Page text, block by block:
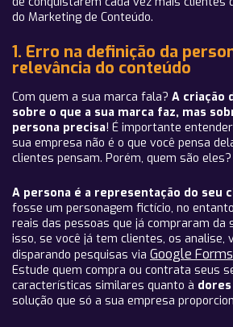
do Marketing de Conteúdo.
1. Erro na definição da
relevância do conteúdo
Com quem a sua marca fala? A criação
sobre o que a sua marca faz, mas
persona precisa! É importante
sua empresa não é o que você pensa
clientes pensam. Porém, quem são eles?
A persona é a representação do seu
fosse um personagem fictício, no
reais das pessoas que já compraram da
isso, se você já tem clientes, os analise,
disparando pesquisas via Google Forms
Estude quem compra ou contrata seus
características similares quanto à
solução que só a sua empresa